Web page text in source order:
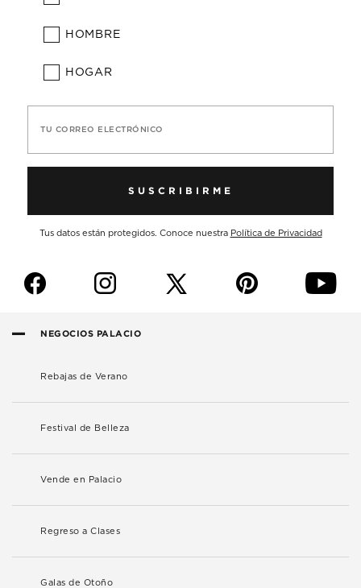
HOMBRE
HOGAR
TU CORREO ELECTRÓNICO
SUSCRIBIRME
Tus datos están protegidos. Conoce nuestra Política de Privacidad
f i p y
NEGOCIOS PALACIO
Rebajas de Verano
Festival de Belleza
Vende en Palacio
Regreso a Clases
Galas de Otoño